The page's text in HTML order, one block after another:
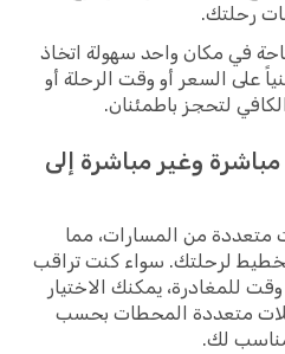
رحلتك.
في مكان واحد سهولة اتخاذ
على السعر أو وقت الرحلة أو
لتحجز باطمئنان.
وغير مباشرة إلى
متعددة من المسارات، مما
لرحلتك. سواء كنت تراقب
للمغادرة، يمكنك الاختيار
متعددة المحطات بحسب
لك.